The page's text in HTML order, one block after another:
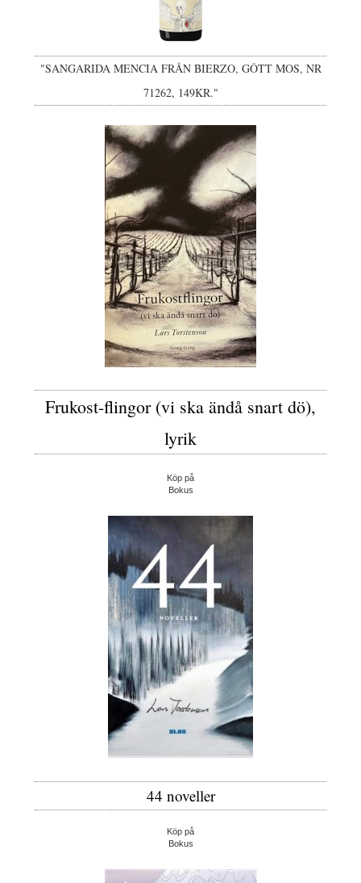
"SANGARIDA MENCIA FRÅN BIERZO, GÔTT MOS, NR
71262, 149KR."
Frukost-flingor (vi ska ändå snart dö),
lyrik
Köp på
Bokus
44 noveller
Köp på
Bokus